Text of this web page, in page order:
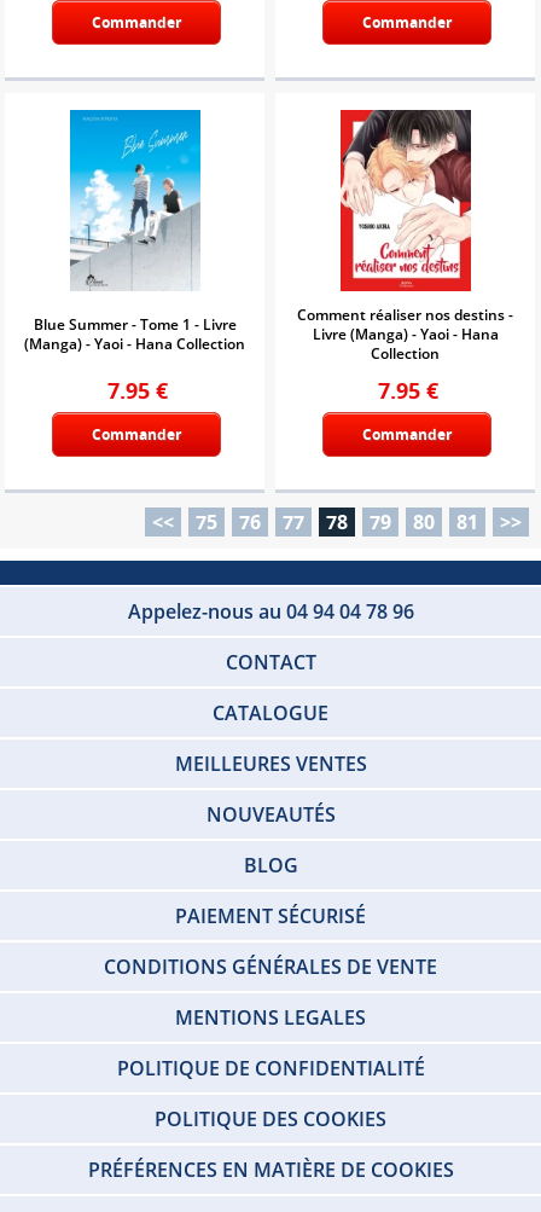
Commander Commander
Blue Summer - Tome 1 - Livre
(Manga) - Yaoi - Hana Collection
7.95 €
Commander
Comment réaliser nos destins -
Livre (Manga) - Yaoi - Hana
Collection
7.95 €
Commander
<< 75 76 77 78 79 80 81 >>
Appelez-nous au 04 94 04 78 96
CONTACT
CATALOGUE
MEILLEURES VENTES
NOUVEAUTÉS
BLOG
PAIEMENT SÉCURISÉ
CONDITIONS GÉNÉRALES DE VENTE
MENTIONS LEGALES
POLITIQUE DE CONFIDENTIALITÉ
POLITIQUE DES COOKIES
PRÉFÉRENCES EN MATIÈRE DE COOKIES